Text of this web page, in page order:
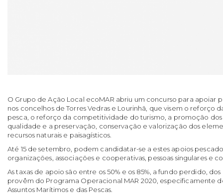
O Grupo de Ação Local ecoMAR abriu um concurso para apoiar
nos concelhos de Torres Vedras e Lourinhã, que visem o reforço
pesca, o reforço da competitividade do turismo, a promoção
qualidade e a preservação, conservação e valorização dos
recursos naturais e paisagísticos.
Até 15 de setembro, podem candidatar-se a estes apoios
organizações, associações e cooperativas, pessoas singulares e
As taxas de apoio são entre os 50% e os 85%, a fundo perdido,
provêm do Programa Operacional MAR 2020, especificamente
Assuntos Marítimos e das Pescas.